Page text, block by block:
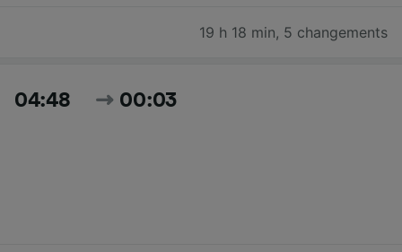
19 h 18 min, 5 changements
04:48 00:03